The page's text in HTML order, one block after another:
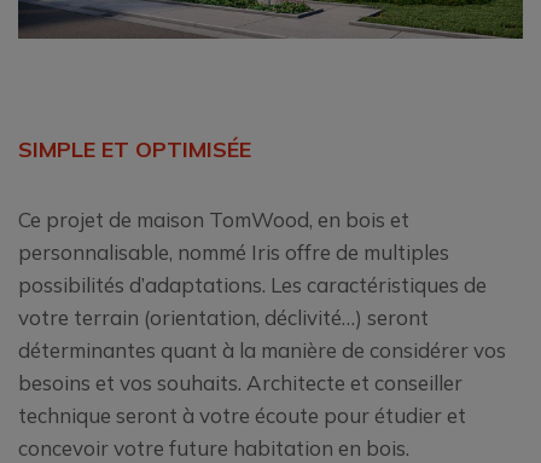
SIMPLE ET OPTIMISÉE
Ce projet de maison TomWood, en bois et
personnalisable, nommé Iris offre de multiples
possibilités d’adaptations. Les caractéristiques de
votre terrain (orientation, déclivité…) seront
déterminantes quant à la manière de considérer vos
besoins et vos souhaits. Architecte et conseiller
technique seront à votre écoute pour étudier et
concevoir votre future habitation en bois.